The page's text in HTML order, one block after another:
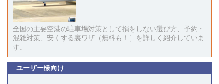
全国の主要空港の駐車場対策として損をしない選び方、予約・
混雑対策、安くする裏ワザ（無料も！）を詳しく紹介していま
す。
ユーザー様向け